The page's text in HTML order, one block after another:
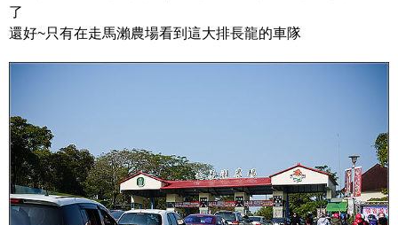
了
還好~只有在走馬瀨農場看到這大排長龍的車隊